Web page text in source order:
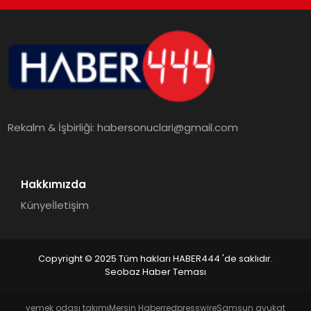
MAGAZIN
EGITIM
YAŞAM
Rekalm & İşbirliği:habersonuclari@gmail.com
Hakkımızda
Künyeİletişim
Copyright © 2025 Tüm hakları HABER444 'de saklıdır.
Seobaz Haber Teması
yemek odası takımıMersin HaberredpresswireSamsun avukat